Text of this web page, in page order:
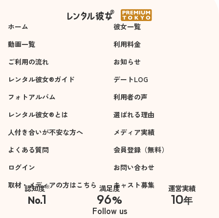
最後も地下鉄の入口
まで見送ってくれた
事も気分良かったで
す。
ぜひまた、中村千花
さんで申し込みたい
と思っています。
悪い点や改善すべき
点は一切ありませ
ん。
charming when I look
at her as she is
smiling all the time...
She answered the
questions I am curious
about directly without
hiding any details
which makes the date
fun and interesting
which is a plus point
for the date 🌹 She
definitely melts my
heart when she looks
at me seriously like a
real girlfriend which I
look away sometimes
😂😂 I just cannot
control on this, sorry
ホーム
彼女一覧
動画一覧
利用料金
ご利用の流れ
お知らせ
レンタル彼女®ガイド
デートLOG
フォトアルバム
利用者の声
レンタル彼女®とは
選ばれる理由
人付き合いが不安な方へ
メディア実績
よくある質問
会員登録（無料）
ログイン
お問い合わせ
取材・メディアの方はこちら
キャスト募集
認知度※
No.1
※自社調べ
満足度
96%
運営実績
10年
Follow us